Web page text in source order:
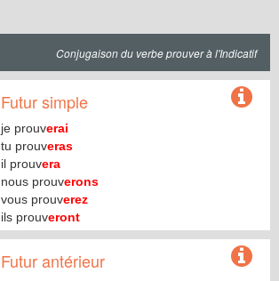
Conjugaison du verbe prouver à l'Indicatif
Futur simple
je prouverai
tu prouveras
il prouvera
nous prouverons
vous prouverez
ils prouveront
Futur antérieur